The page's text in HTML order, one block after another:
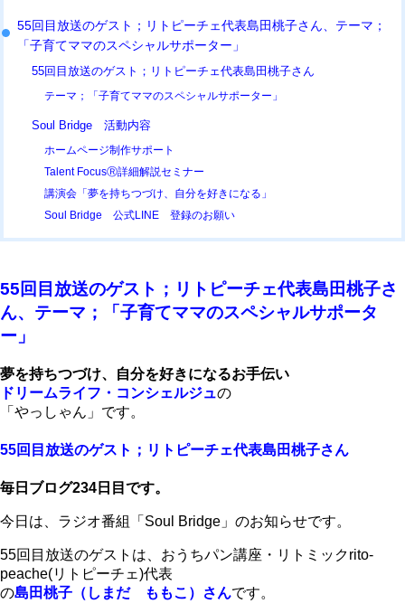
55回目放送のゲスト；リトピーチェ代表島田桃子さん、テーマ；
「子育てママのスペシャルサポーター」
55回目放送のゲスト；リトピーチェ代表島田桃子さん
テーマ；「子育てママのスペシャルサポーター」
Soul Bridge 活動内容
ホームページ制作サポート
Talent FocusⓇ詳細解説セミナー
講演会「夢を持ちつづけ、自分を好きになる」
Soul Bridge 公式LINE 登録のお願い
55回目放送のゲスト；リトピーチェ代表島田桃子さ
ん、テーマ；「子育てママのスペシャルサポータ
ー」
夢を持ちつづけ、自分を好きになるお手伝い
ドリームライフ・コンシェルジュの
「やっしゃん」です。
55回目放送のゲスト；リトピーチェ代表島田桃子さん
毎日ブログ234日目です。
今日は、ラジオ番組「Soul Bridge」のお知らせです。
55回目放送のゲストは、おうちパン講座・リトミックrito-
peache(リトピーチェ)代表
の島田桃子（しまだ ももこ）さんです。